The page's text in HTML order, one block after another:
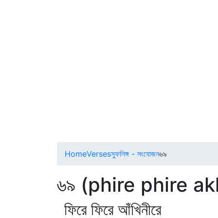
HomeVersesস্ফুলিঙ্গ - সংযোজন৬৯
৬৯ (phire phire
ফিরে ফিরে আঁখিনীরে